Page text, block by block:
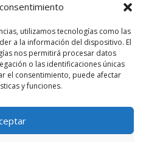
utilizamos tecnologías como las
a la información del dispositivo. El
nos permitirá procesar datos
o las identificaciones únicas
el consentimiento, puede afectar
y funciones.
Todos los derechos
reservados.